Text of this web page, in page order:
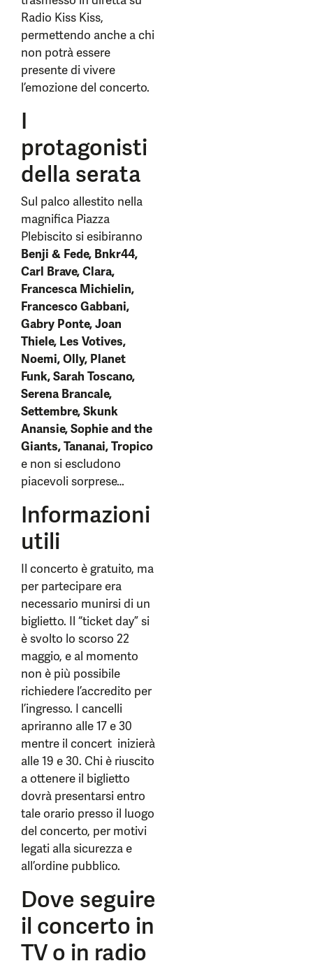
Radio Kiss Kiss,
permettendo anche a chi
non potrà essere
presente di vivere
l’emozione del concerto.
I
protagonisti
della serata
Sul palco allestito nella
magnifica Piazza
Plebiscito si esibiranno
Benji & Fede, Bnkr44,
Carl Brave, Clara,
Francesca Michielin,
Francesco Gabbani,
Gabry Ponte, Joan
Thiele, Les Votives,
Noemi, Olly, Planet
Funk, Sarah Toscano,
Serena Brancale,
Settembre, Skunk
Anansie, Sophie and the
Giants, Tananai, Tropico
e non si escludono
piacevoli sorprese…
Informazioni
utili
Il concerto è gratuito, ma
per partecipare era
necessario munirsi di un
biglietto. Il “ticket day” si
è svolto lo scorso 22
maggio, e al momento
non è più possibile
richiedere l’accredito per
l’ingresso. I cancelli
apriranno alle 17 e 30
mentre il concert inizierà
alle 19 e 30. Chi è riuscito
a ottenere il biglietto
dovrà presentarsi entro
tale orario presso il luogo
del concerto, per motivi
legati alla sicurezza e
all’ordine pubblico.
Dove seguire
il concerto in
TV o in radio